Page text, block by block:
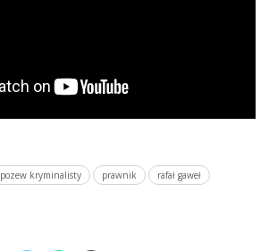
pozew kryminalisty prawnik
rafał gaweł